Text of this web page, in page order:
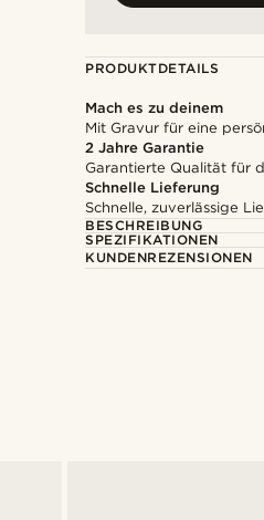
PRODUKTDETAILS
Mach es zu deinem
Mit Gravur für eine
2 Jahre Garantie
Garantierte Qualität für
Schnelle Lieferung
Schnelle, zuverlässige
BESCHREIBUNG
SPEZIFIKATIONEN
KUNDENREZENSIONEN